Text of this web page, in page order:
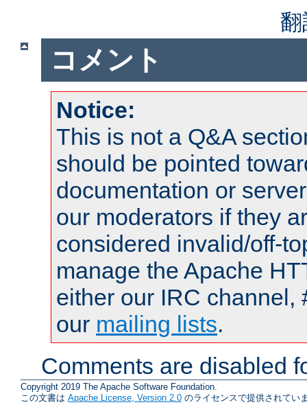
コメント
Notice:
This is not a Q&A
should be pointed
documentation or
our moderators if they
considered invalid/off-
manage the Apache
either our IRC channel,
our mailing lists.
Comments are disabled
Copyright 2019 The Apache Software Foundation.
この文書は Apache License, Version 2.0 のライセンスで提供されてい